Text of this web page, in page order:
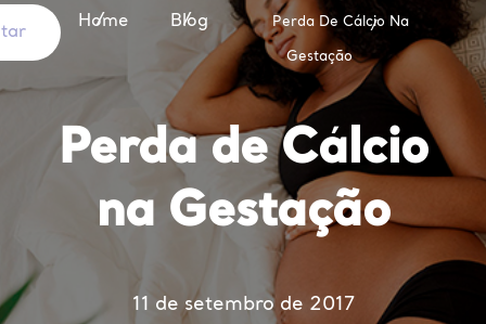
Home Blog Perda De Cálcio Na
Gestação
Perda de Cálcio
na Gestação
11 de setembro de 2017